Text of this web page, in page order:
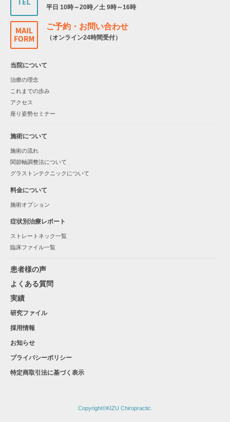
平日 10時～20時／土 9時～16時
ご予約・お問い合わせ
（オンライン24時間受付）
当院について
治療の理念
これまでの歩み
アクセス
座り姿勢セミナー
施術について
施術の流れ
関節軸調整法について
グラストンテクニックについて
料金について
施術オプション
症状別治療レポート
ストレートネック一覧
臨床ファイル一覧
患者様の声
よくある質問
実績
研究ファイル
採用情報
お知らせ
プライバシーポリシー
特定商取引法に基づく表示
Copyright©KIZU Chiropractic.